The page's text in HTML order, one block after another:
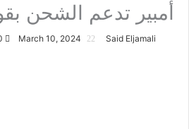
أمبير تدعم الشحن بقوة 10
Said Eljamali
March 10, 2024